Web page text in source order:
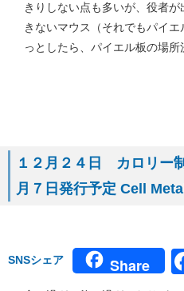
きりしない点も多いが、役者
きないマウス（それでもパイ
っとしたら、パイエル板の場
１２月２４日 カロリー
月７日発行予定 Cell
SNSシェア Share